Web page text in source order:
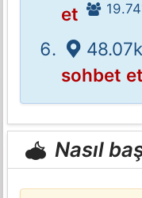
et
sohbet et
Nasıl